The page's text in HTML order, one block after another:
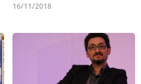
16/11/2018